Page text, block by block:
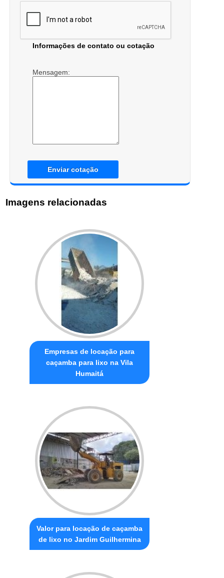
Informações de contato ou cotação
Mensagem:
Enviar cotação
Imagens relacionadas
Empresas de locação para
caçamba para lixo na Vila
Humaitá
Valor para locação de caçamba
de lixo no Jardim Guilhermina